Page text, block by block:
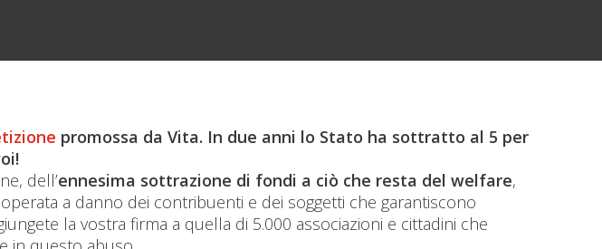
promossa da Vita. In due anni lo Stato ha sottratto al 5 per
dell’ennesima sottrazione di fondi a ciò che resta del welfare,
a danno dei contribuenti e dei soggetti che garantiscono
la vostra firma a quella di 5.000 associazioni e cittadini che